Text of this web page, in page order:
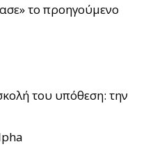
το προηγούμενο
του υπόθεση: την